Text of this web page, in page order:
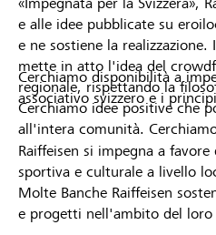
e alle idee pubblicate su
e ne sostiene la realizzazione.
mette in atto l'idea del
regionale, rispettando la
Cerchiamo idee positive che
all'intera comunità.
Cerchiamo disponibilità a
associativo svizzero e i
Raiffeisen si impegna a
sportiva e culturale a livello
Molte Banche Raiffeisen
e progetti nell'ambito del loro